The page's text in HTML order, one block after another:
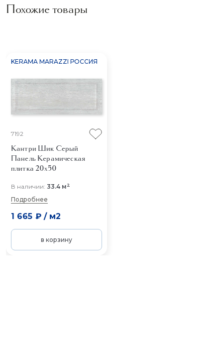
Похожие товары
KERAMA MARAZZI РОССИЯ
7192
Кантри Шик Серый
Панель Керамическая
плитка 20x50
В наличии: 33.4 м2
Подробнее
1 665 ₽/ м2
в корзину